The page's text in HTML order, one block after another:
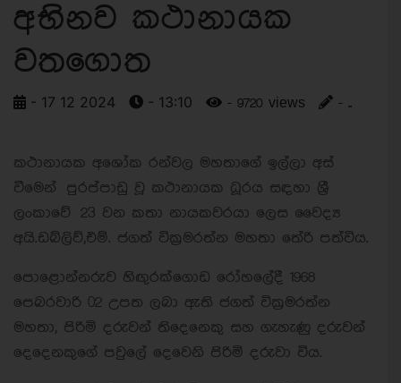
අභිනව කථානායක
වතගොත
- 17 12 2024 - 13:10 - 9720 views - ..
කථානායක අශෝක රන්වල මහතාගේ ඉල්ලා අස්
වීමෙන් පුරප්පාඩු වූ කථානායක ධූරය සඳහා ශ්‍රී
ලංකාවේ 23 වන කතා නායකවරයා ලෙස වෛද්‍ය
අයි.ඩබ්ලිව්,එම්. ජගත් වික්‍රමරත්න මහතා තේරි පත්විය.
පොළොන්නරුව හිඟුරක්ගොඩ රෝහලේදී 1968
පෙබරවාරි 02 උපත ලබා ඇති ජගත් වික්‍රමරත්න
මහතා, පිරිමි දරුවන් තිදෙනෙකු සහ ගැහැණු දරුවන්
දෙදෙනකුගේ පවුලේ දෙවෙනි පිරිමි දරුවා විය.